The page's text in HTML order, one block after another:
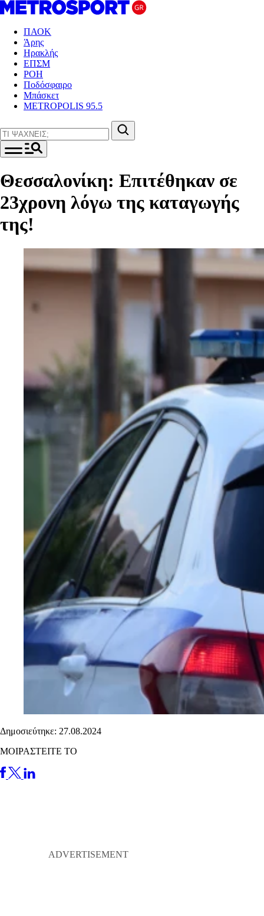
ΠΑΟΚ
Άρης
Ηρακλής
ΕΠΣΜ
ΡΟΗ
Ποδόσφαιρο
Μπάσκετ
METROPOLIS 95.5
Θεσσαλονίκη: Επιτέθηκαν σε
23χρονη λόγω της καταγωγής
της!
Δημοσιεύτηκε: 27.08.2024
ΜΟΙΡΑΣΤΕΙΤΕ ΤΟ